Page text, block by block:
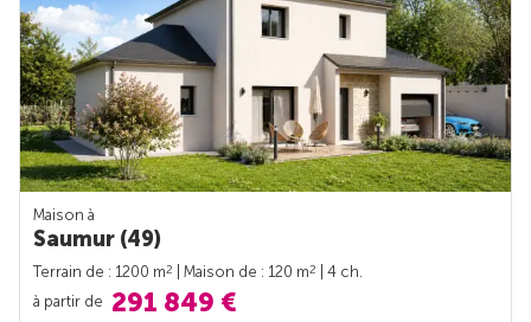
Maison à
Saumur (49)
Terrain de : 1200 m2 | Maison de : 120 m2
| 4 ch.
à partir de 291 849 €